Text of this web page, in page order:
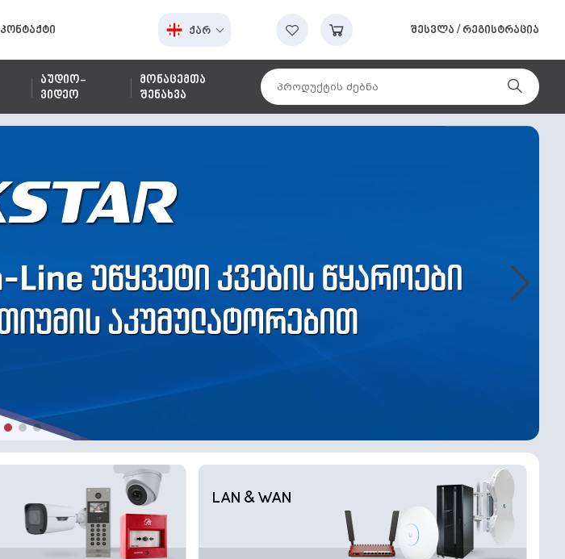
კონტაქტი ქარ შესვლა / რეგისტრაცია
აუდიო-
ვიდეო
მონაცემთა
შენახვა
LAN & WAN